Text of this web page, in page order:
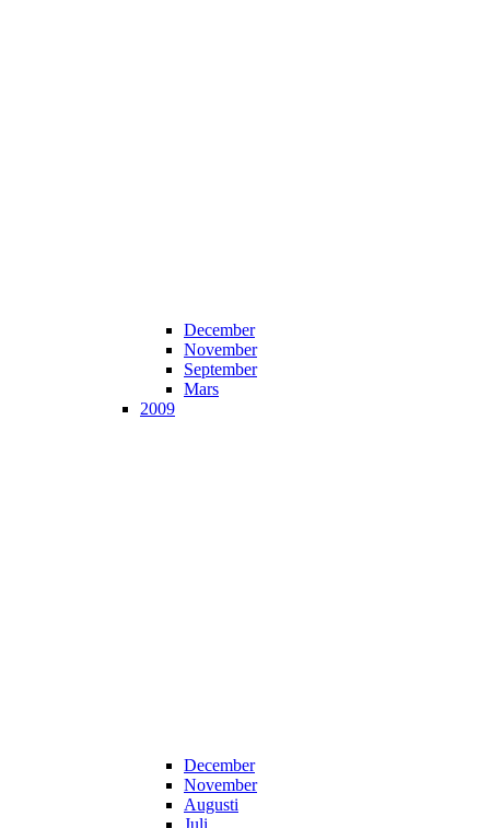
December
November
September
Mars
2009
December
November
Augusti
Juli